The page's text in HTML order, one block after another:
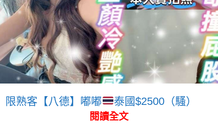
限熟客【八德】嘟嘟 泰國$2500（騷）
閱讀全文